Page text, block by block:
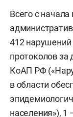
Всего с
412 нарушений
протоколов за
КоАП РФ
в области
населения»),